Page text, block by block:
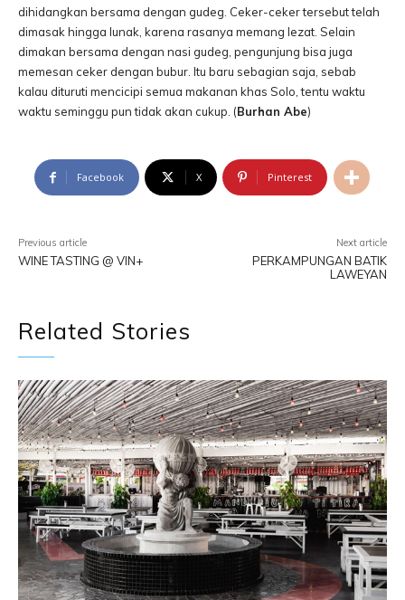
dihidangkan bersama dengan gudeg. Ceker-ceker tersebut telah
dimasak hingga lunak, karena rasanya memang lezat. Selain
dimakan bersama dengan nasi gudeg, pengunjung bisa juga
memesan ceker dengan bubur. Itu baru sebagian saja, sebab
kalau dituruti mencicipi semua makanan khas Solo, tentu waktu
waktu seminggu pun tidak akan cukup. (Burhan Abe)
Facebook X Pinterest
Previous article
WINE TASTING @ VIN+
Next article
PERKAMPUNGAN BATIK
LAWEYAN
Related Stories